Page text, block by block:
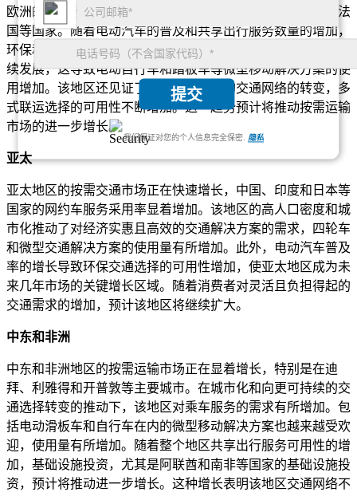
提交
我们保证对您的个人信息完全保密. 隐私
欧洲的按需运输市场正在大幅增长，特别是在英国、德国和法
国等国家。随着电动汽车的普及和共享出行服务数量的增加，
环保和共享出行服务的采用正在不断增长。欧洲城市注重可持
续发展，这导致电动自行车和踏板车等微型移动解决方案的使
用增加。该地区还见证了向更加一体化的交通网络的转变，多
式联运选择的可用性不断增加。这一趋势预计将推动按需运输
市场的进一步增长。
亚太
亚太地区的按需交通市场正在快速增长，中国、印度和日本等
国家的网约车服务采用率显着增加。该地区的高人口密度和城
市化推动了对经济实惠且高效的交通解决方案的需求，四轮车
和微型交通解决方案的使用量有所增加。此外，电动汽车普及
率的增长导致环保交通选择的可用性增加，使亚太地区成为未
来几年市场的关键增长区域。随着消费者对灵活且负担得起的
交通需求的增加，预计该地区将继续扩大。
中东和非洲
中东和非洲地区的按需运输市场正在显着增长，特别是在迪
拜、利雅得和开普敦等主要城市。在城市化和向更可持续的交
通选择转变的推动下，该地区对乘车服务的需求有所增加。包
括电动滑板车和自行车在内的微型移动解决方案也越来越受欢
迎，使用量有所增加。随着整个地区共享出行服务可用性的增
加，基础设施投资，尤其是阿联酋和南非等国家的基础设施投
资，预计将推动进一步增长。这种增长表明该地区交通网络不